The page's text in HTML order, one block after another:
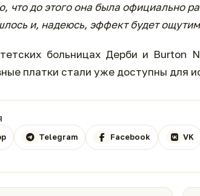
что до этого она была официально
и, надеюсь, эффект будет
больницах Дерби и Burton
платки стали уже доступны для
Telegram Facebook VK